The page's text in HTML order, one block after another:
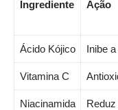
Ingrediente
Ação
Ácido Kójico Inibe
Vitamina C
Niacinamida